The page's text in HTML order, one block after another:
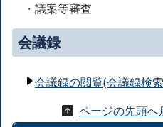
・議案等審査
会議録
会議録の閲覧(会議録検
ページの先頭へ